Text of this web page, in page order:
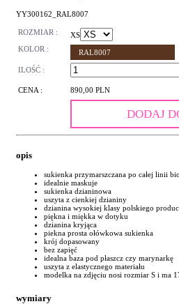
YY300162_RAL8007
ROZMIAR : XS
KOLOR :
RAL8007
ILOŚĆ :
CENA : 890,00 PLN
DODAJ
opis
sukienka przymarszczana po całej linii
idealnie maskuje
sukienka dzianinowa
uszyta z cienkiej dzianiny
dzianina wysokiej klasy polskiego
piękna i miękka w dotyku
dzianina kryjąca
piekna prosta ołówkowa sukienka
krój dopasowany
bez zapięć
idealna baza pod płaszcz czy marynarkę
uszyta z elastycznego materiału
modelka na zdjęciu nosi rozmiar S i ma
wymiary